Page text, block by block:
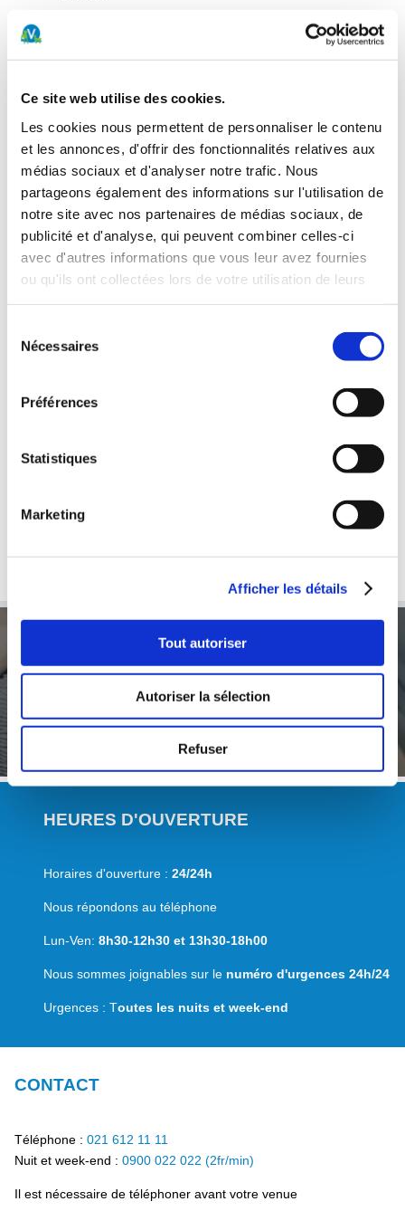
Ce site web utilise des cookies.
Les cookies nous permettent de personnaliser le contenu
et les annonces, d'offrir des fonctionnalités relatives aux
médias sociaux et d'analyser notre trafic. Nous
partageons également des informations sur l'utilisation de
notre site avec nos partenaires de médias sociaux, de
publicité et d'analyse, qui peuvent combiner celles-ci
avec d'autres informations que vous leur avez fournies
ou qu'ils ont collectées lors de votre utilisation de leurs
Nécessaires
Préférences
Statistiques
Marketing
Afficher les détails
Tout autoriser
Autoriser la sélection
Refuser
désavantages, nous conseillons donc de leur
poser
certaines questions afin de vous aider dans votre
choix pour vos besoins et celui de
Meilleurs options de traitement
Un service d’urgences ouvert 24h/24 et 7j/7
0900 022 022 (2fr/min)
HEURES D'OUVERTURE
Horaires d'ouverture : 24/24h
Nous répondons au téléphone
Lun-Ven: 8h30-12h30 et 13h30-18h00
Nous sommes joignables sur le numéro d'urgences 24h/24
Urgences : Toutes les nuits et week-end
CONTACT
Téléphone : 021 612 11 11
Nuit et week-end : 0900 022 022 (2fr/min)
Il est nécessaire de téléphoner avant votre venue